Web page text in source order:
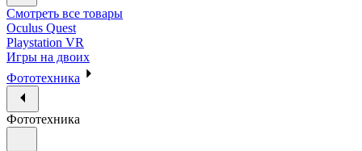
Смотреть все товары
Oculus Quest
Playstation VR
Игры на двоих
Фототехника
Фототехника